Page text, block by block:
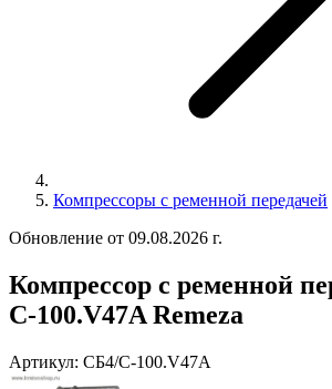
Компрессоры с ременной передачей
Обновление от 09.08.2026 г.
Компрессор с ременной
С-100.V47A Remeza
Артикул: СБ4/С-100.V47A